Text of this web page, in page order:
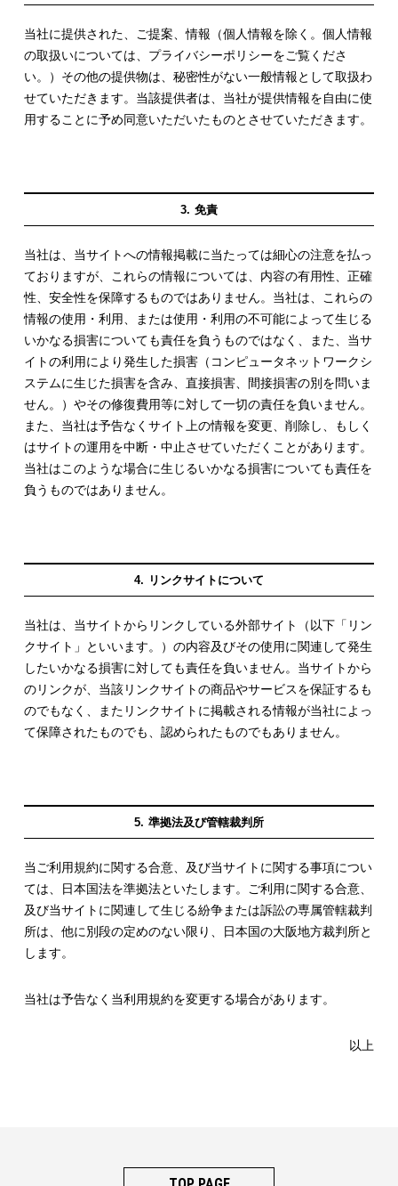
当社に提供された、ご提案、情報（個人情報を除く。個人情報
の取扱いについては、プライバシーポリシーをご覧くださ
い。）その他の提供物は、秘密性がない一般情報として取扱わ
せていただきます。当該提供者は、当社が提供情報を自由に使
用することに予め同意いただいたものとさせていただきます。
免責
当社は、当サイトへの情報掲載に当たっては細心の注意を払っ
ておりますが、これらの情報については、内容の有用性、正確
性、安全性を保障するものではありません。当社は、これらの
情報の使用・利用、または使用・利用の不可能によって生じる
いかなる損害についても責任を負うものではなく、また、当サ
イトの利用により発生した損害（コンピュータネットワークシ
ステムに生じた損害を含み、直接損害、間接損害の別を問いま
せん。）やその修復費用等に対して一切の責任を負いません。
また、当社は予告なくサイト上の情報を変更、削除し、もしく
はサイトの運用を中断・中止させていただくことがあります。
当社はこのような場合に生じるいかなる損害についても責任を
負うものではありません。
リンクサイトについて
当社は、当サイトからリンクしている外部サイト（以下「リン
クサイト」といいます。）の内容及びその使用に関連して発生
したいかなる損害に対しても責任を負いません。当サイトから
のリンクが、当該リンクサイトの商品やサービスを保証するも
のでもなく、またリンクサイトに掲載される情報が当社によっ
て保障されたものでも、認められたものでもありません。
準拠法及び管轄裁判所
当ご利用規約に関する合意、及び当サイトに関する事項につい
ては、日本国法を準拠法といたします。ご利用に関する合意、
及び当サイトに関連して生じる紛争または訴訟の専属管轄裁判
所は、他に別段の定めのない限り、日本国の大阪地方裁判所と
します。
当社は予告なく当利用規約を変更する場合があります。
以上